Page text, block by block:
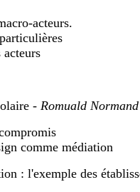
acteurs.
- Romuald Normand
comme médiation
: l'exemple des